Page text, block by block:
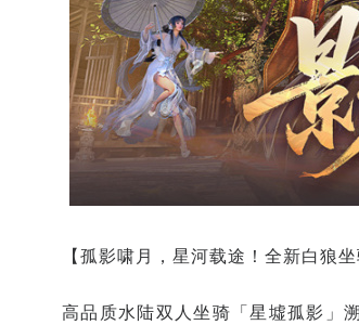
【孤影啸月，星河载途！全新白狼坐
高品质水陆双人坐骑「星墟孤影」